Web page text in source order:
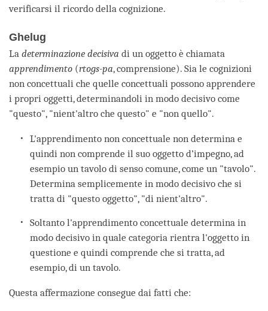
verificarsi il ricordo della cognizione.
Ghelug
La determinazione decisiva di un oggetto è chiamata
apprendimento (rtogs-pa, comprensione). Sia le cognizioni
non concettuali che quelle concettuali possono apprendere
i propri oggetti, determinandoli in modo decisivo come
"questo", "nient'altro che questo" e "non quello".
L'apprendimento non concettuale non determina e
quindi non comprende il suo oggetto d’impegno, ad
esempio un tavolo di senso comune, come un "tavolo".
Determina semplicemente in modo decisivo che si
tratta di "questo oggetto", "di nient'altro".
Soltanto l'apprendimento concettuale determina in
modo decisivo in quale categoria rientra l'oggetto in
questione e quindi comprende che si tratta, ad
esempio, di un tavolo.
Questa affermazione consegue dai fatti che: